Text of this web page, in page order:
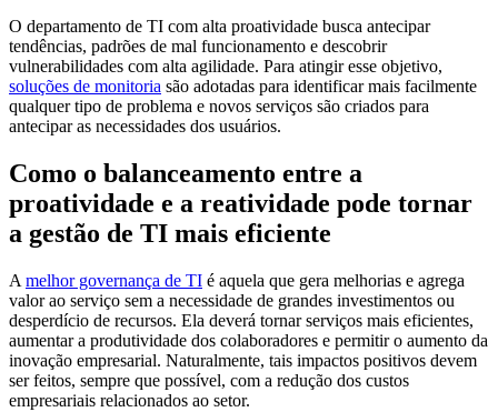
O departamento de TI com alta proatividade busca antecipar
tendências, padrões de mal funcionamento e descobrir
vulnerabilidades com alta agilidade. Para atingir esse objetivo,
soluções de monitoria são adotadas para identificar mais facilmente
qualquer tipo de problema e novos serviços são criados para
antecipar as necessidades dos usuários.
Como o balanceamento entre a
proatividade e a reatividade pode tornar
a gestão de TI mais eficiente
A melhor governança de TI é aquela que gera melhorias e agrega
valor ao serviço sem a necessidade de grandes investimentos ou
desperdício de recursos. Ela deverá tornar serviços mais eficientes,
aumentar a produtividade dos colaboradores e permitir o aumento da
inovação empresarial. Naturalmente, tais impactos positivos devem
ser feitos, sempre que possível, com a redução dos custos
empresariais relacionados ao setor.